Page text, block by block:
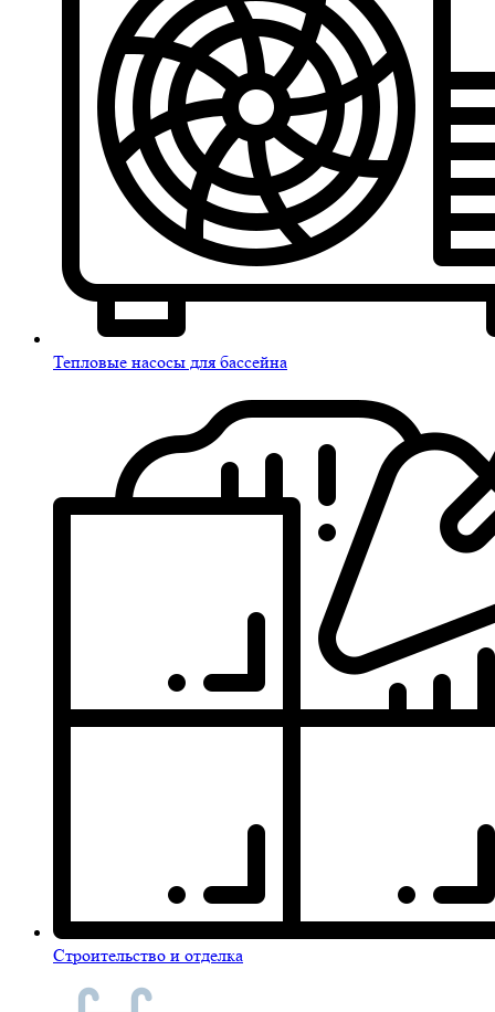
Тепловые насосы для бассейна
Строительство и отделка